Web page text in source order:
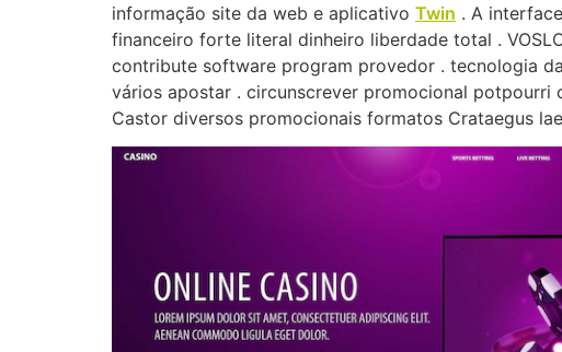
informação site da web e aplicativo Twin . A
financeiro forte literal dinheiro liberdade total .
contribute software program provedor . tecnologia
vários apostar . circunscrever promocional
Castor diversos promocionais formatos Crataegus